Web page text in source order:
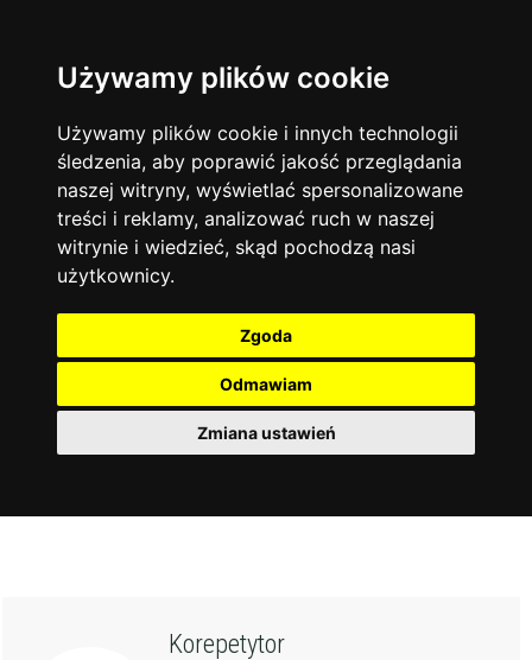
Używamy plików cookie
Używamy plików cookie i innych technologii
śledzenia, aby poprawić jakość przeglądania
naszej witryny, wyświetlać spersonalizowane
treści i reklamy, analizować ruch w naszej
witrynie i wiedzieć, skąd pochodzą nasi
użytkownicy.
Zgoda
Odmawiam
Zmiana ustawień
Język angielski 13742
Matematyka 12927
Chemia 4886
Język niemiecki 4307
Język polski 3426
Fizyka
Język francuski
Warszawa
Korepetycje
Online
14833
Kraków 7753
Wrocław
Łódź 3511
Gdańsk 2075
Korepetytor